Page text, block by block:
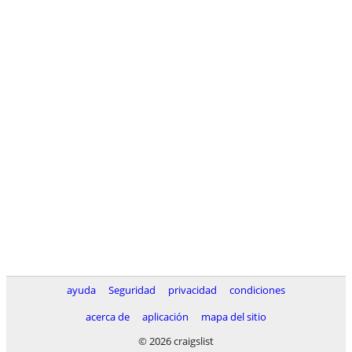
ayuda Seguridad privacidad
condiciones
acerca de
aplicación
mapa del sitio
© 2026 craigslist